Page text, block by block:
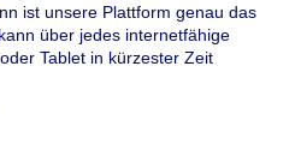
ist unsere Plattform genau das
über jedes internetfähige
Tablet in kürzester Zeit